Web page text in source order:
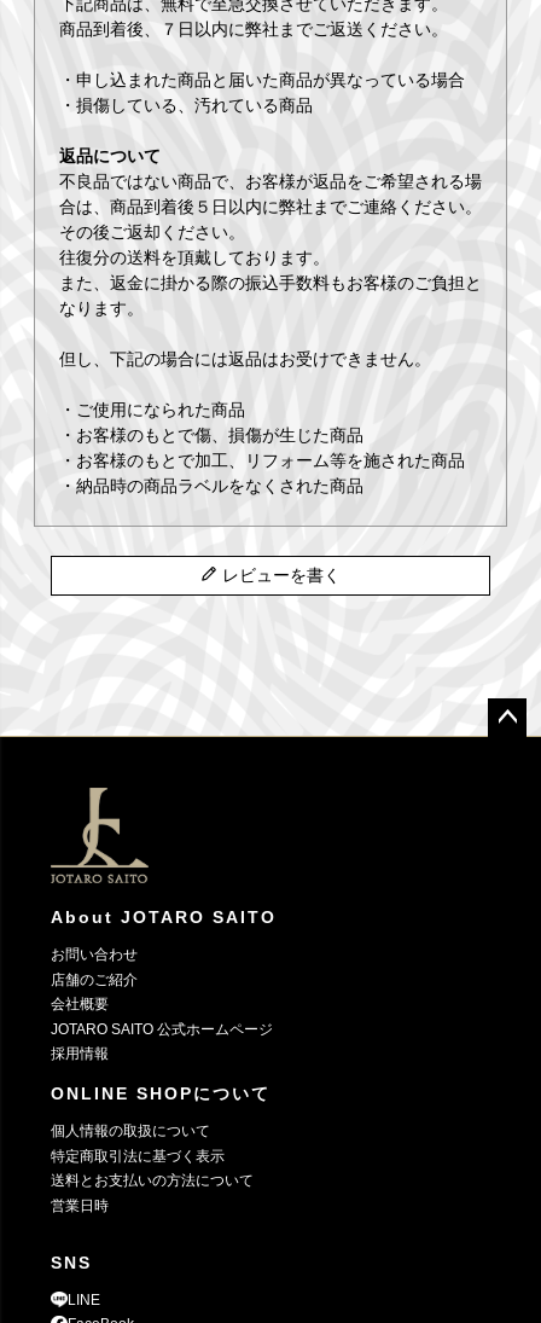
商品到着後、７日以内に弊社までご返送ください。
・申し込まれた商品と届いた商品が異なっている場合
・損傷している、汚れている商品
返品について
不良品ではない商品で、お客様が返品をご希望される場
合は、商品到着後５日以内に弊社までご連絡ください。
その後ご返却ください。
往復分の送料を頂戴しております。
また、返金に掛かる際の振込手数料もお客様のご負担と
なります。
但し、下記の場合には返品はお受けできません。
・ご使用になられた商品
・お客様のもとで傷、損傷が生じた商品
・お客様のもとで加工、リフォーム等を施された商品
・納品時の商品ラベルをなくされた商品
レビューを書く
About JOTARO SAITO
お問い合わせ
店舗のご紹介
会社概要
JOTARO SAITO 公式ホームページ
採用情報
ONLINE SHOPについて
個人情報の取扱について
特定商取引法に基づく表示
送料とお支払いの方法について
営業日時
SNS
LINE